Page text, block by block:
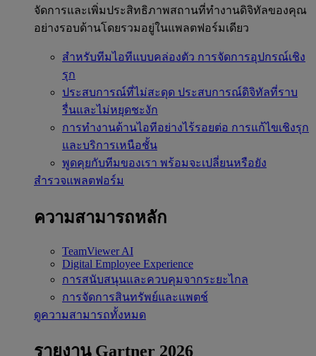
จัดการและเพิ่มประสิทธิภาพสถานที่ทำงานดิจิทัลของคุณ
อย่างรอบด้านโดยรวมอยู่ในแพลตฟอร์มเดียว
สำหรับทีมไอทีแบบคล่องตัว การจัดการอุปกรณ์เชิง
รุก
ประสบการณ์ที่ไม่สะดุด ประสบการณ์ดิจิทัลที่ราบ
รื่นและไม่หยุดชะงัก
การทำงานด้านไอทีอย่างไร้รอยต่อ การแก้ไขเชิงรุก
และบริการเหนือชั้น
พูดคุยกับทีมของเรา พร้อมจะเปลี่ยนหรือยัง
สำรวจแพลตฟอร์ม
ความสามารถหลัก
TeamViewer AI
Digital Employee Experience
การสนับสนุนและควบคุมจากระยะไกล
การจัดการสินทรัพย์และแพตช์
ดูความสามารถทั้งหมด
รายงาน Gartner 2026